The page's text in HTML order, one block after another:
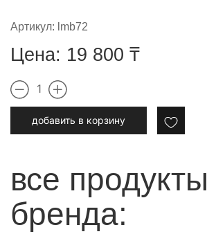
Артикул: lmb72
Цена: 19 800 ₸
1
добавить в корзину
все продукты
бренда: